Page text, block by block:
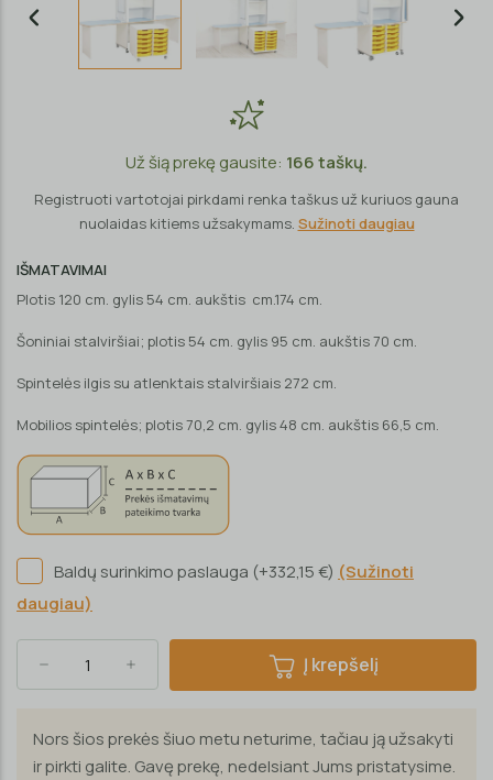
Už šią prekę gausite: 166taškų.
Registruoti vartotojai pirkdami renka taškus už kuriuos gauna
nuolaidas kitiems užsakymams. Sužinoti daugiau
IŠMATAVIMAI
Plotis 120 cm. gylis 54 cm. aukštis cm.174 cm.
Šoniniai stalviršiai; plotis 54 cm. gylis 95 cm. aukštis 70 cm.
Spintelės ilgis su atlenktais stalviršiais 272 cm.
Mobilios spintelės; plotis 70,2 cm. gylis 48 cm. aukštis 66,5 cm.
Baldų surinkimo paslauga (+332,15 €) (Sužinoti
daugiau)
Į krepšelį
Nors šios prekės šiuo metu neturime, tačiau ją užsakyti
ir pirkti galite. Gavę prekę, nedelsiant Jums pristatysime.